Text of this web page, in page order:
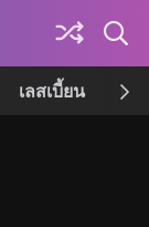
เลสเบี้ยน เค